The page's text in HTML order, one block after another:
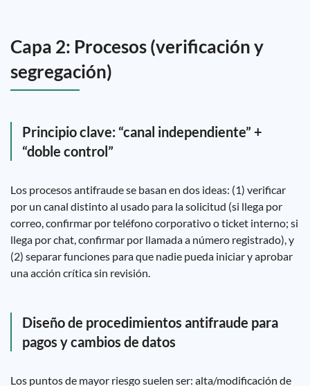
Capa 2: Procesos (verificación y
segregación)
Principio clave: “canal independiente” +
“doble control”
Los procesos antifraude se basan en dos ideas: (1) verificar
por un canal distinto al usado para la solicitud (si llega por
correo, confirmar por teléfono corporativo o ticket interno; si
llega por chat, confirmar por llamada a número registrado), y
(2) separar funciones para que nadie pueda iniciar y aprobar
una acción crítica sin revisión.
Diseño de procedimientos antifraude para
pagos y cambios de datos
Los puntos de mayor riesgo suelen ser: alta/modificación de